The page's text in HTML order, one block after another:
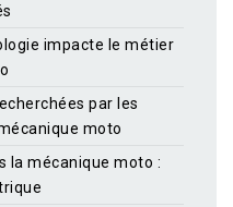
impacte le métier
par les
moto
la mécanique moto :